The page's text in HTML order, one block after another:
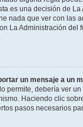
es una decisión de
nada que ver con las
La Administración del
un mensaje a un
permite, debería ver
Haciendo clic
pasos necesarios